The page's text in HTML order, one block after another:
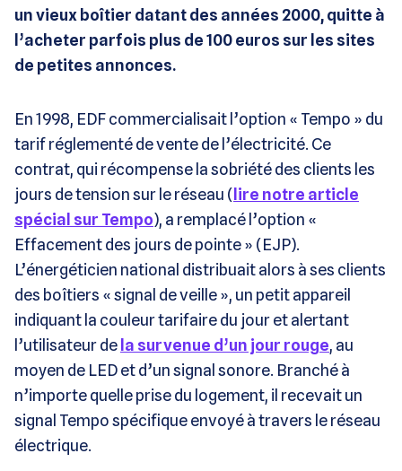
un vieux boîtier datant des années 2000, quitte à
l’acheter parfois plus de 100 euros sur les sites
de petites annonces.
En 1998, EDF commercialisait l’option « Tempo » du
tarif réglementé de vente de l’électricité. Ce
contrat, qui récompense la sobriété des clients les
jours de tension sur le réseau (lire notre article
spécial sur Tempo), a remplacé l’option «
Effacement des jours de pointe » (EJP).
L’énergéticien national distribuait alors à ses clients
des boîtiers « signal de veille », un petit appareil
indiquant la couleur tarifaire du jour et alertant
l’utilisateur dela survenue d’un jour rouge, au
moyen de LED et d’un signal sonore. Branché à
n’importe quelle prise du logement, il recevait un
signal Tempo spécifique envoyé à travers le réseau
électrique.